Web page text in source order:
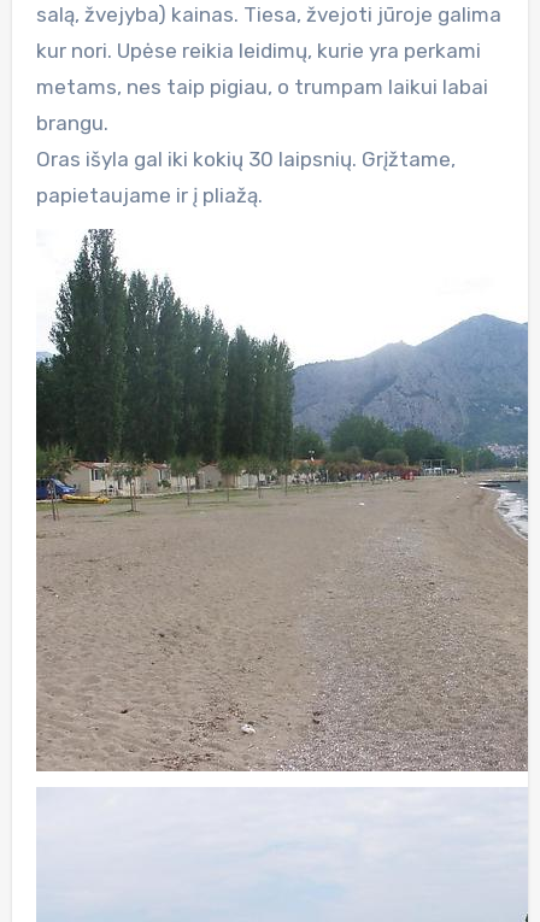
salą, žvejyba) kainas. Tiesa, žvejoti jūroje galima
kur nori. Upėse reikia leidimų, kurie yra perkami
metams, nes taip pigiau, o trumpam laikui labai
brangu.
Oras išyla gal iki kokių 30 laipsnių. Grįžtame,
papietaujame ir į pliažą.